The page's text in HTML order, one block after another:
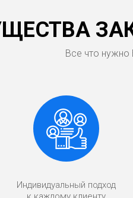
Все что нужно
Индивидуальный подход